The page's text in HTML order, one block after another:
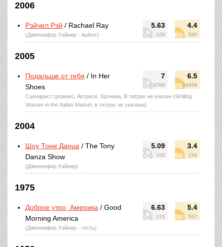
2006
5.63
108
4.4
580
Рэйчел Рэй / Rachael Ray
(Дженнифер Уайнер - Author)
2005
7
9766
6.5
44658
Подальше от тебя / In Her
Shoes
Сценарист (роман), Актриса: Хроника, В титрах не указан (Smiling
Woman in the Italian Market, в титрах не указана)
2004
5.09
103
3.4
234
Шоу Тони Данца / The Tony
Danza Show
(Дженнифер Уайнер)
1975
6.63
215
5.4
567
Доброе утро, Америка / Good
Morning America
(Дженнифер Уайнер - гость)